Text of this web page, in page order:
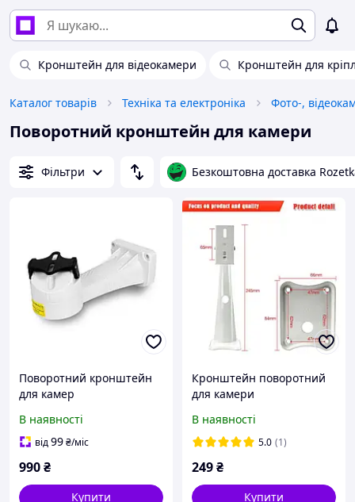
Кронштейн для відеокамери Кронштейн для
Каталог товарів Техніка та електроніка Фото-,
Поворотний кронштейн для камери
Фільтри Безкоштовна доставка
Поворотний кронштейн
для камер
PTZ bracket
В наявності
від99₴/міс
990₴
Купити
Кронштейн поворотний
для камери
стійка для камер
кріплення
В наявності
5.0 (1)
249₴
Купити